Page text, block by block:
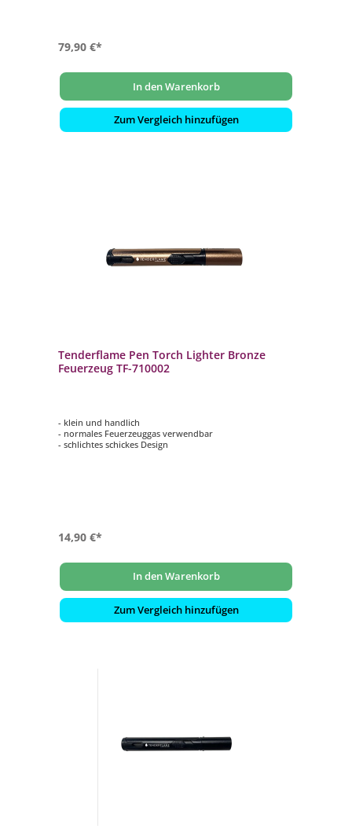
79,90 €*
In den Warenkorb
Zum Vergleich hinzufügen
Tenderflame Pen Torch Lighter Bronze
Feuerzeug TF-710002
- klein und handlich
- normales Feuerzeuggas verwendbar
- schlichtes schickes Design
14,90 €*
In den Warenkorb
Zum Vergleich hinzufügen